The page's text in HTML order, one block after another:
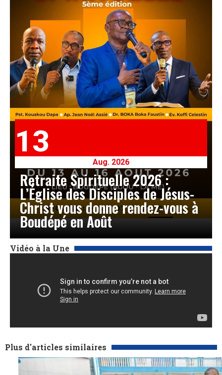
13
Aug. 2026
Retraite Spirituelle 2026 :
L’Église des Disciples de Jésus-
Christ vous donne rendez-vous à
Boudépé en Août
Vidéo à la Une
Plus d'articles similaires